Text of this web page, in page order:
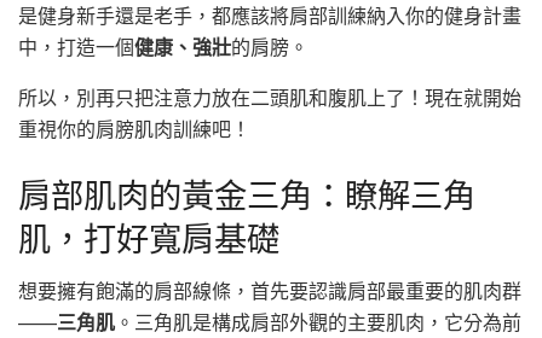
是健身新手還是老手，都應該將肩部訓練納入你的健身計畫
中，打造一個健康、強壯的肩膀。
所以，別再只把注意力放在二頭肌和腹肌上了！現在就開始
重視你的肩膀肌肉訓練吧！
肩部肌肉的黃金三角：瞭解三角
肌，打好寬肩基礎
想要擁有飽滿的肩部線條，首先要認識肩部最重要的肌肉群
——三角肌 。三角肌是構成肩部外觀的主要肌肉，它分為前